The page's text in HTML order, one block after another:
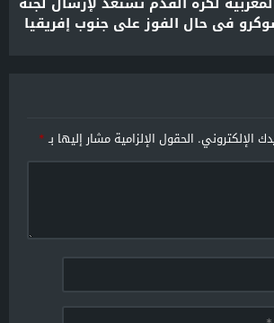
في حال الفوز على جنوب إفريقيا
الإلكتروني. الحقول الإلزامية مشار إليها بـ*